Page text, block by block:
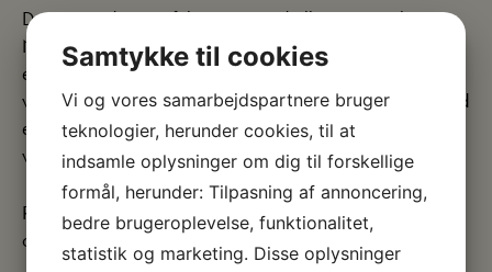
Dagens rundvisning fokuserer på udstillingen ”Samling om
Naturen”, der reaktualiserer kunstmuseets samling under
emnet: ’Kunstens natursyn’. Hvad sker der, når vi bringer
værker sammen på tværs af tid og kunsthistoriske ismer med
emnet natur som kunstens samtaleemne? På udstillingen
viser vi værker fra 1800-tallet og op til i dag.
Rundvisningen begynder kl. 13.30 fra museets caféområde
og varer ca. 1. time.
Samtykke til cookies
Vi og vores samarbejdspartnere bruger
teknologier, herunder cookies, til at
indsamle oplysninger om dig til forskellige
formål, herunder: Tilpasning af annoncering,
bedre brugeroplevelse, funktionalitet,
statistik og marketing. Disse oplysninger